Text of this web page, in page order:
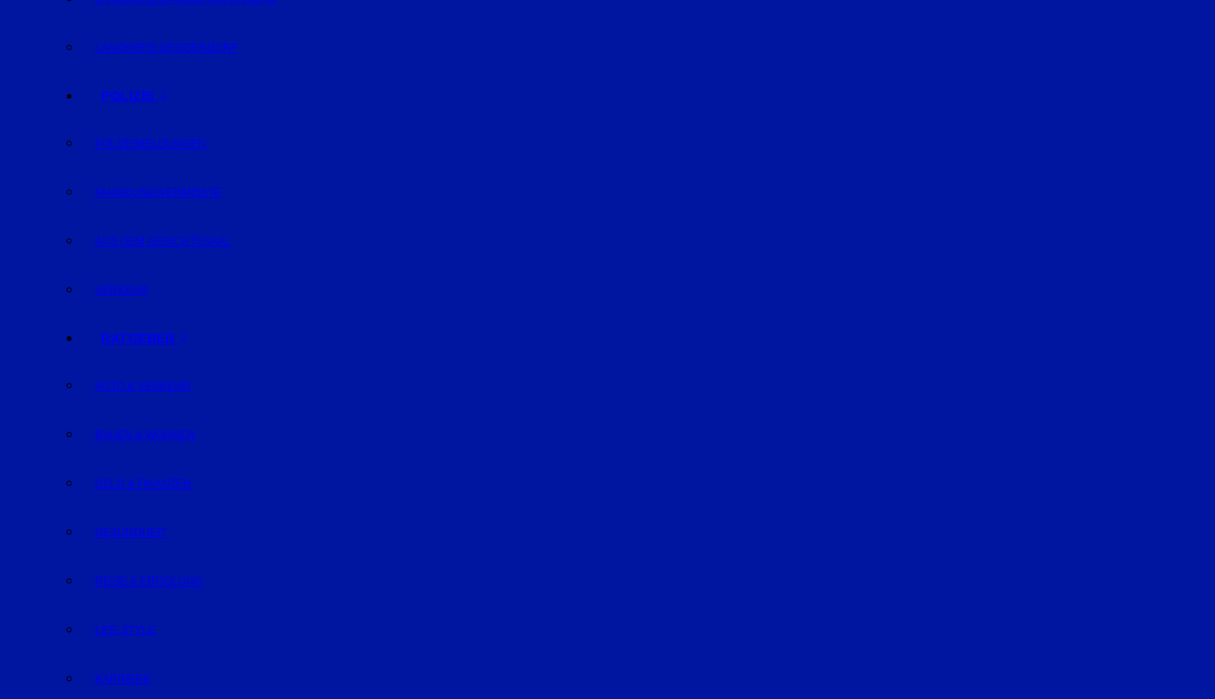
LANDKREIS DEGGENDORF
POLIZEI
POLIZEIMELDUNGEN
FAHNDUNG/VERMISSTE
AUS DEM GERICHTSSAAL
VERKEHR
RATGEBER
AUTO & VERKEHR
BAUEN & WOHNEN
GELD & FINANZEN
GESUNDHEIT
REISE & ERHOLUNG
LIFE-STYLE
KARRIERE